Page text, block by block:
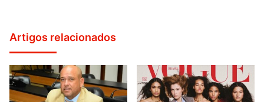
Artigos relacionados